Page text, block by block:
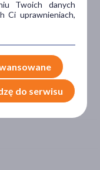
Twoich danych
Ci uprawnieniach,
do serwisu